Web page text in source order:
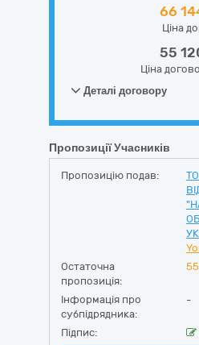
66
Ціна
55
Ціна
Деталі договору
Пропозиції Учасників
Пропозицію подав:
Остаточна
пропозиція:
Інформація про
субпідрядника:
-
Підпис: